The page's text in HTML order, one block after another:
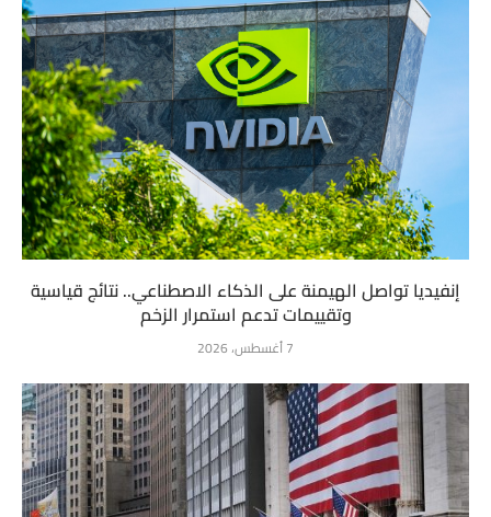
إنفيديا تواصل الهيمنة على الذكاء الاصطناعي.. نتائج قياسية
وتقييمات تدعم استمرار الزخم
7 أغسطس، 2026